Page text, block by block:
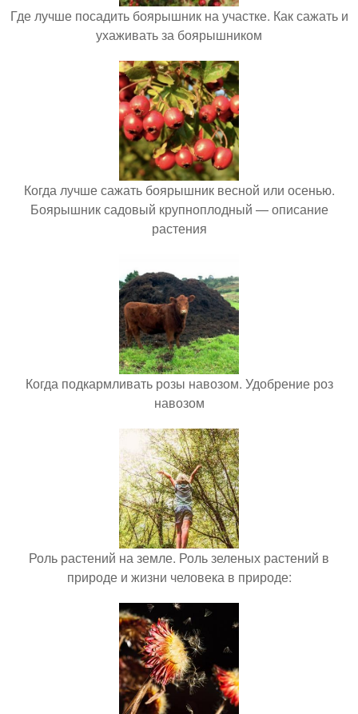
Где лучше посадить боярышник на участке. Как сажать и
ухаживать за боярышником
Когда лучше сажать боярышник весной или осенью.
Боярышник садовый крупноплодный — описание
растения
Когда подкармливать розы навозом. Удобрение роз
навозом
Роль растений на земле. Роль зеленых растений в
природе и жизни человека в природе: